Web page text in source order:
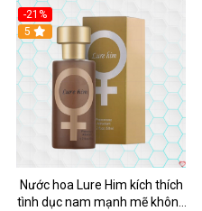
-21%
5
Nước hoa Lure Him kích thích
tình dục nam mạnh mẽ không